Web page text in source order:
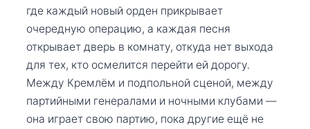
где каждый новый орден прикрывает
очередную операцию, а каждая песня
открывает дверь в комнату, откуда нет выхода
для тех, кто осмелится перейти ей дорогу.
Между Кремлём и подпольной сценой, между
партийными генералами и ночными клубами —
она играет свою партию, пока другие ещё не